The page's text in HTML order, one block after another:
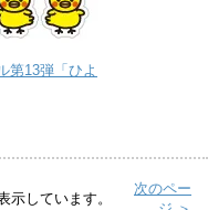
第13弾「ひよ
示しています。
次のペー